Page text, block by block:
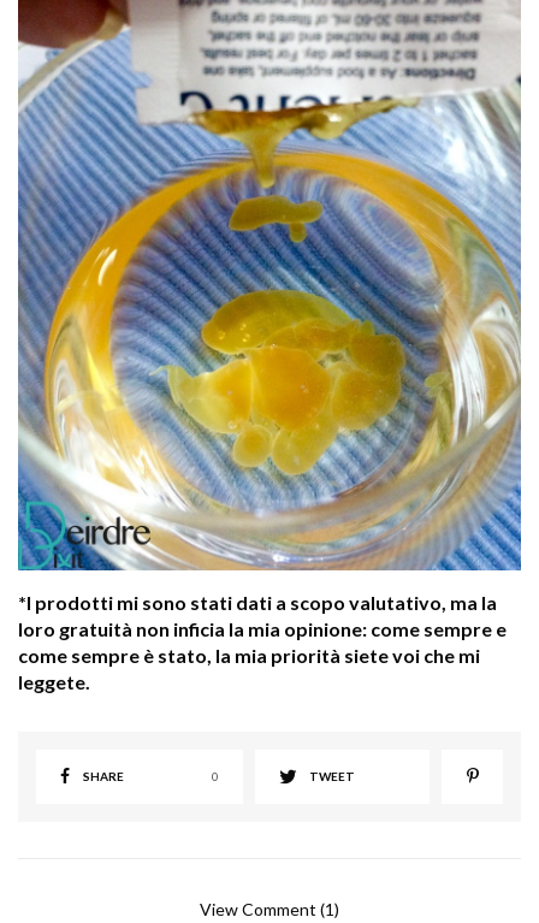
*I prodotti mi sono stati dati a scopo valutativo, ma la
loro gratuità non inficia la mia opinione: come sempre e
come sempre è stato, la mia priorità siete voi che mi
leggete.
SHARE 0 TWEET
View Comment (1)